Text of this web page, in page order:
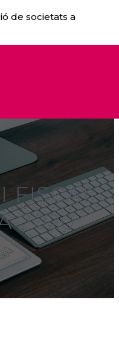
de societats a
FISCAL
2020